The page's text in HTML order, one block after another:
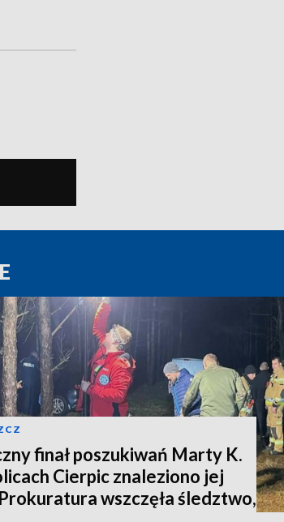
finał poszukiwań Marty K.
Cierpic znaleziono jej
wszczęła śledztwo,